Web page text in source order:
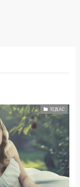
写真AC